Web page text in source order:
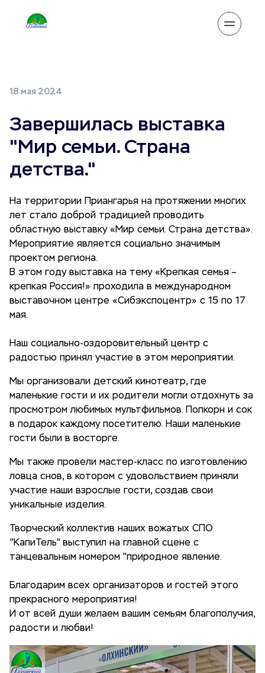
18 мая 2024
Завершилась выставка
"Мир семьи. Страна
детства."
На территории Приангарья на протяжении многих
лет стало доброй традицией проводить
областную выставку «Мир семьи. Страна детства».
Мероприятие является социально значимым
проектом региона.
В этом году выставка на тему «Крепкая семья –
крепкая Россия!» проходила в международном
выставочном центре «Сибэкспоцентр» с 15 по 17
мая.
Наш социально-оздоровительный центр с
радостью принял участие в этом мероприятии.
Мы организовали детский кинотеатр, где
маленькие гости и их родители могли отдохнуть за
просмотром любимых мультфильмов. Попкорн и сок
в подарок каждому посетителю. Наши маленькие
гости были в восторге.
Мы также провели мастер-класс по изготовлению
ловца снов, в котором с удовольствием приняли
участие наши взрослые гости, создав свои
уникальные изделия.
Творческий коллектив наших вожатых СПО
"КапиТель" выступил на главной сцене с
танцевальным номером "природное явление.
Благодарим всех организаторов и гостей этого
прекрасного мероприятия!
И от всей души желаем вашим семьям благополучия,
радости и любви!